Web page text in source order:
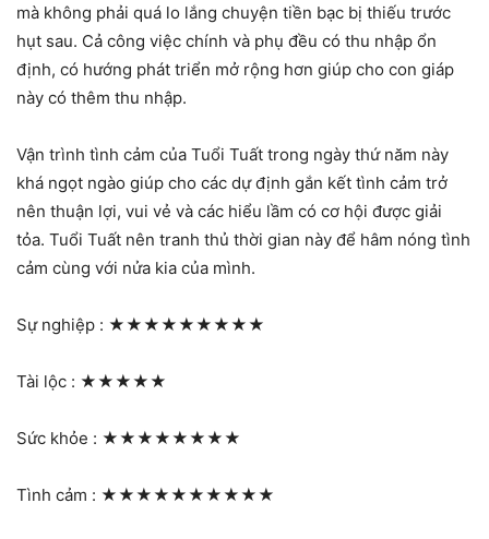
mà không phải quá lo lắng chuyện tiền bạc bị thiếu trước
hụt sau. Cả công việc chính và phụ đều có thu nhập ổn
định, có hướng phát triển mở rộng hơn giúp cho con giáp
này có thêm thu nhập.
Vận trình tình cảm của Tuổi Tuất trong ngày thứ năm này
khá ngọt ngào giúp cho các dự định gắn kết tình cảm trở
nên thuận lợi, vui vẻ và các hiểu lầm có cơ hội được giải
tỏa. Tuổi Tuất nên tranh thủ thời gian này để hâm nóng tình
cảm cùng với nửa kia của mình.
Sự nghiệp : ★★★★★★★★★
Tài lộc : ★★★★★
Sức khỏe : ★★★★★★★★
Tình cảm : ★★★★★★★★★★